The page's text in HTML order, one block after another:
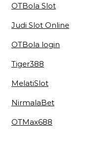
OTBola Slot
Judi Slot Online
OTBola login
Tiger388
MelatiSlot
NirmalaBet
OTMax688